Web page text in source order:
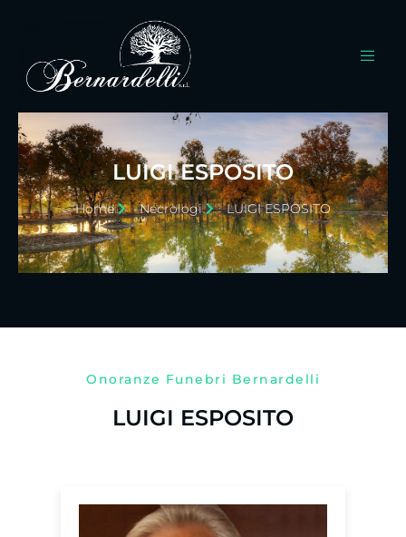
LUIGI ESPOSITO
Home Necrologi LUIGI ESPOSITO
Onoranze Funebri Bernardelli
LUIGI ESPOSITO